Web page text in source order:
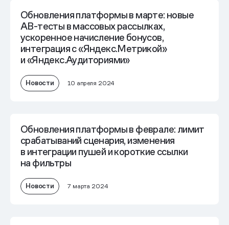
Обновления платформы в марте: новые
AB-тесты в массовых рассылках,
ускоренное начисление бонусов,
интеграция с «Яндекс.Метрикой»
и «Яндекс.Аудиториями»
Новости 10 апреля 2024
Обновления платформы в феврале: лимит
срабатываний сценария, изменения
в интеграции пушей и короткие ссылки
на фильтры
Новости 7 марта 2024